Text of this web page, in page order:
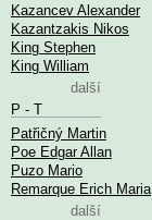
Kazancev Alexander
Kazantzakis Nikos
King Stephen
King William
další
P - T
Patřičný Martin
Poe Edgar Allan
Puzo Mario
Remarque Erich Maria
další